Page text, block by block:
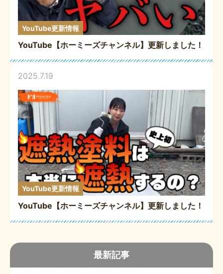
最新記事
YouTube更新情報
YouTube【ホーミーズチャンネル】更新しました！
2025.7.19
YouTube更新情報
YouTube【ホーミーズチャンネル】更新しました！